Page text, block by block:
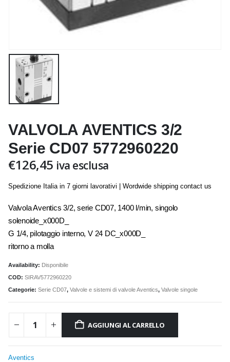
VALVOLA AVENTICS 3/2
Serie CD07 5772960220
€126,45 iva esclusa
Spedizione Italia in 7 giorni lavorativi | Wordwide shipping contact us
Valvola Aventics 3/2, serie CD07, 1400 l/min, singolo
solenoide_x000D_
G 1/4, pilotaggio interno, V 24 DC_x000D_
ritorno a molla
Availability: Disponibile
COD: SIRAV5772960220
Categorie: Serie CD07, Valvole e sistemi di valvole Aventics, Valvole singole
AGGIUNGI AL CARRELLO
Aventics